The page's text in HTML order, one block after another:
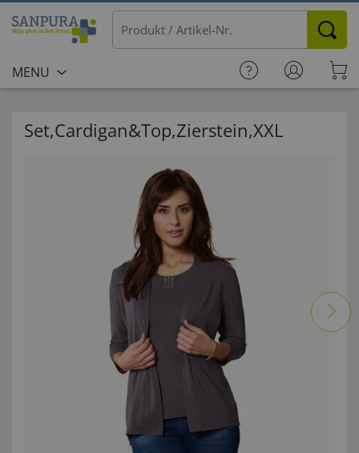
MENU
Set,Cardigan&Top,Zierstein,XXL